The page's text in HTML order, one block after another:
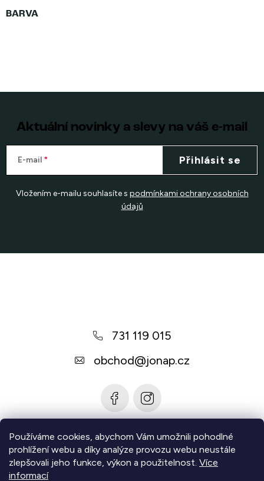
Používáme cookies, abychom Vám umožnili pohodlné
prohlížení webu a díky analýze provozu webu neustále
zlepšovali jeho funkce, výkon a použitelnost. Více
informací
Aktuální novinky a slevy na váš e-mail
E-mail
Vložením e-mailu souhlasíte s podmínkami ochrany osobních
údajů
Přihlásit se
731 119 015
obchod@jonap.cz
Informace pro vás
Zjistěte více